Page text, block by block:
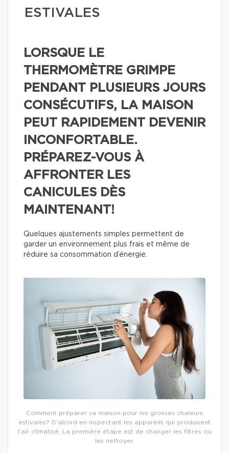
ESTIVALES
LORSQUE LE
THERMOMÈTRE GRIMPE
PENDANT PLUSIEURS JOURS
CONSÉCUTIFS, LA MAISON
PEUT RAPIDEMENT DEVENIR
INCONFORTABLE.
PRÉPAREZ-VOUS À
AFFRONTER LES
CANICULES DÈS
MAINTENANT!
Quelques ajustements simples permettent de
garder un environnement plus frais et même de
réduire sa consommation d’énergie.
Comment préparer sa maison pour les grosses chaleurs
estivales? D’abord en inspectant les appareils qui produisent
l’air climatisé. La première étape est de changer les filtres ou
les nettoyer.